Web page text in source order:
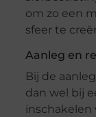
om zo een
sfeer te
Aanleg en
Bij de
dan wel bij
inschakelen